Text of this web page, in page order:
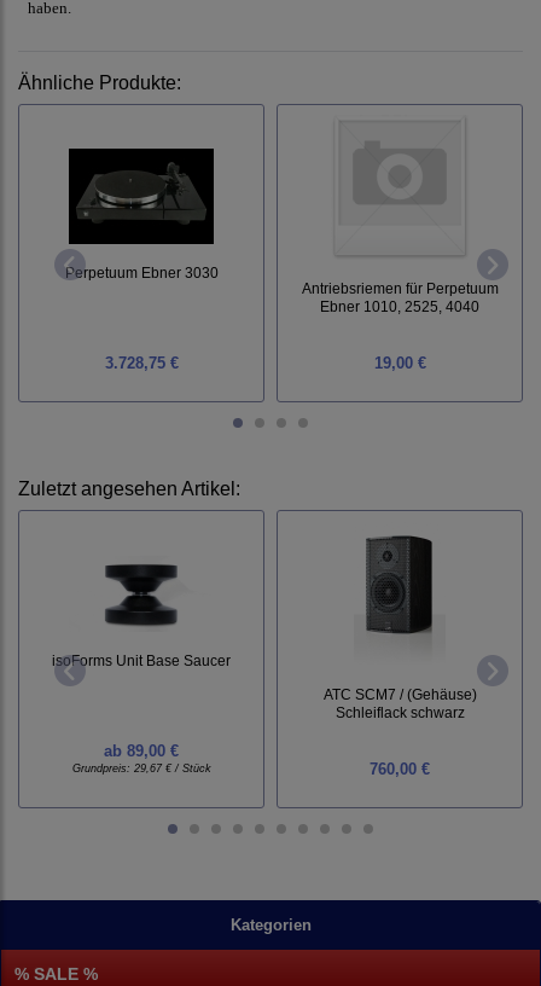
Kategorien
% SALE %
haben.
Ähnliche Produkte:
Perpetuum Ebner 3030
3.728,75 €
Antriebsriemen für Perpetuum
Ebner 1010, 2525, 4040
19,00 €
Zuletzt angesehen Artikel:
isoForms Unit Base Saucer
ab 89,00 €
Grundpreis: 29,67 € / Stück
ATC SCM7 / (Gehäuse)
Schleiflack schwarz
760,00 €